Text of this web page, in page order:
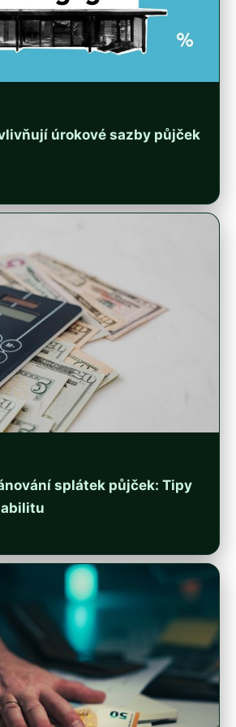
úrokové sazby půjček
splátek půjček: Tipy